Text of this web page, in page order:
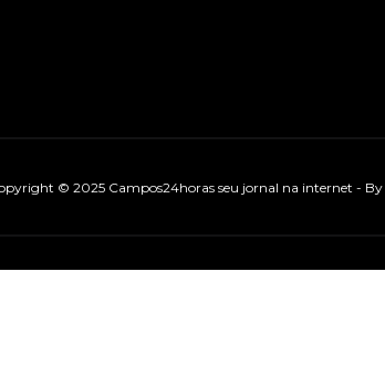
© 2025 Campos24horas seu jornal na internet - By